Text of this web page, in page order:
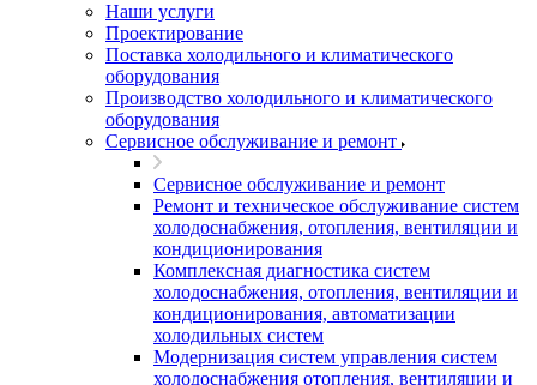
Наши услуги
Проектирование
Поставка холодильного и климатического
оборудования
Производство холодильного и климатического
оборудования
Сервисное обслуживание и ремонт
Сервисное обслуживание и ремонт
Ремонт и техническое обслуживание систем
холодоснабжения, отопления, вентиляции и
кондиционирования
Комплексная диагностика систем
холодоснабжения, отопления, вентиляции и
кондиционирования, автоматизации
холодильных систем
Модернизация систем управления систем
холодоснабжения отопления, вентиляции и